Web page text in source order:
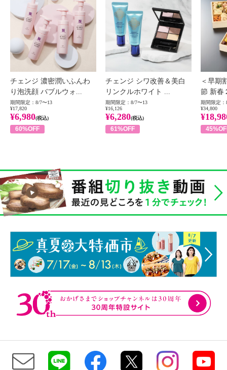
チェンジ 濃密潤いふんわ
り泡洗顔 バブルウォ...
期間限定：8/7〜13
¥17,820
¥6,980(税込)
60%OFF
チェンジ シワ改善＆美白
リンクルホワイト ...
期間限定：8/7〜13
¥16,126
¥6,280(税込)
61%OFF
＜早期
節 新春
期間限定：
¥34,800